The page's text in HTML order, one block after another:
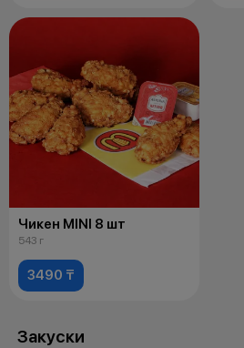
Чикен MINI 8 шт
543 г
3490 ₸
Закуски